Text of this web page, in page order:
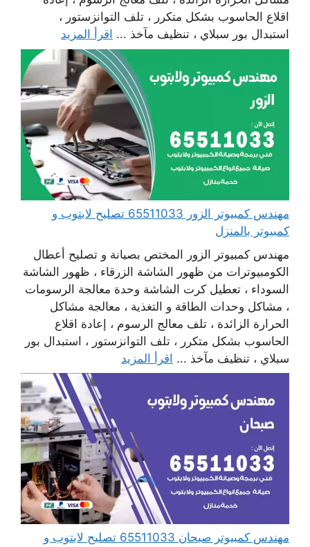
اقلاع الحاسوب بشكل متكرر ، تلف التوانزستور ،
استبدال بور سبلاي ، تنظيف مآخذ ... اقرأ المزيد
مهندس كمبيوتر الزور 65511033 تصليح لابتوب و
كمبيوتر بالمنزل
مهندس كمبيوتر الزور المختص بصيانة و تصليح أعطال
الكومبيوترات من ظهور الشاشة الزرقاء ، ظهور الشاشة
السوداء ، تعطيل كرت الشاشة وحدة معالجة الرسومات
، مشاكل وحدات الطاقة و التغذية ، معالجة مشاكل
الحرارة الزائدة ، تلف معالج الرسوم ، إعادة اقلاع
الحاسوب بشكل متكرر ، تلف التوانزستور ، استبدال بور
سبلاي ، تنظيف مآخذ ... اقرأ المزيد
مهندس كمبيوتر صبحان 65511033 تصليح لابتوب و